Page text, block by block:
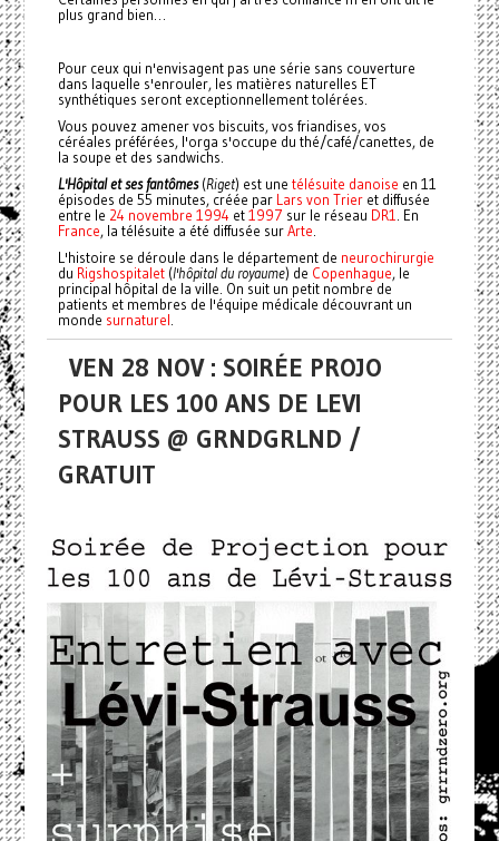
plus grand bien…
Pour ceux qui n'envisagent pas une série sans couverture
dans laquelle s'enrouler, les matières naturelles ET
synthétiques seront exceptionnellement tolérées.
Vous pouvez amener vos biscuits, vos friandises, vos
céréales préférées, l'orga s'occupe du thé/café/canettes, de
la soupe et des sandwichs.
L'Hôpital et ses fantômes(Riget) est une télésuite danoise en 11
épisodes de 55 minutes, créée par Lars von Trieret diffusée
entre le 24 novembre 1994 et1997 sur le réseau DR1
. En
France, la télésuite a été diffusée surArte
L'histoire se déroule dans le département de neurochirurgie
du Rigshospitalet(l'hôpital du royaume) de Copenhague, le
principal hôpital de la ville. On suit un petit nombre de
patients et membres de l'équipe médicale découvrant un
monde surnaturel
VEN 28 NOV : SOIRÉE PROJO
POUR LES 100 ANS DE LEVI
STRAUSS @ GRNDGRLND /
GRATUIT